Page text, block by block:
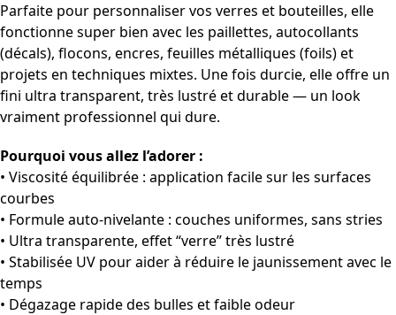
Parfaite pour personnaliser vos verres et bouteilles, elle
fonctionne super bien avec les paillettes, autocollants
(décals), flocons, encres, feuilles métalliques (foils) et
projets en techniques mixtes. Une fois durcie, elle offre un
fini ultra transparent, très lustré et durable — un look
vraiment professionnel qui dure.
Pourquoi vous allez l’adorer :
• Viscosité équilibrée : application facile sur les surfaces
courbes
• Formule auto-nivelante : couches uniformes, sans stries
• Ultra transparente, effet “verre” très lustré
• Stabilisée UV pour aider à réduire le jaunissement avec le
temps
• Dégazage rapide des bulles et faible odeur